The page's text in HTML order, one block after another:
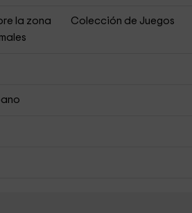
la zona
Colección de Juegos